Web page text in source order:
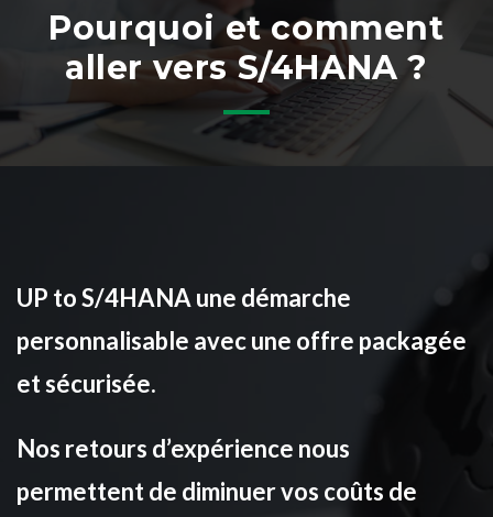
Pourquoi et comment
aller vers S/4HANA ?
UP to S/4HANA une démarche
personnalisable avec une offre packagée
et sécurisée.
Nos retours d’expérience nous
permettent de diminuer vos coûts de